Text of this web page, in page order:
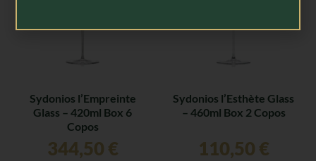
Sydonios l’Empreinte
Glass – 420ml Box 6
Copos
344,50 €
Sydonios l’Esthète Glass
– 460ml Box 2 Copos
110,50 €